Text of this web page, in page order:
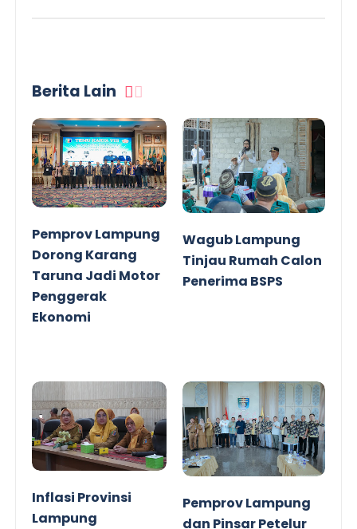
Berita Lain
Pemprov Lampung
Dorong Karang
Taruna Jadi Motor
Penggerak
Ekonomi
Wagub Lampung
Tinjau Rumah Calon
Penerima BSPS
Inflasi Provinsi
Lampung
Pemprov Lampung
dan Pinsar Petelur